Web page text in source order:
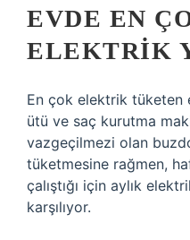
EVDE EN
ELEKTRIK
En çok elektrik tüketen
ütü ve saç kurutma
vazgeçilmezi olan
tüketmesine rağmen,
çalıştığı için aylık
karşılıyor.